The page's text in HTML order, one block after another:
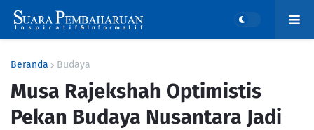
Beranda Budaya
Musa Rajekshah Optimistis
Pekan Budaya Nusantara Jadi